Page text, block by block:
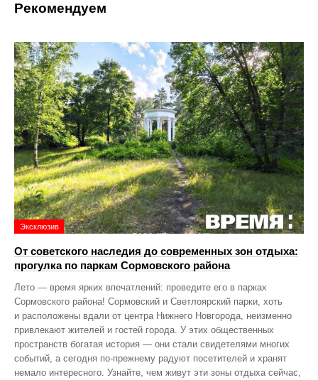
Рекомендуем
Эксклюзив
От советского наследия до современных зон отдыха:
прогулка по паркам Сормовского района
Лето — время ярких впечатлений: проведите его в парках
Сормовского района! Сормовский и Светлоярский парки, хоть
и расположены вдали от центра Нижнего Новгорода, неизменно
привлекают жителей и гостей города. У этих общественных
пространств богатая история — они стали свидетелями многих
событий, а сегодня по‑прежнему радуют посетителей и хранят
немало интересного. Узнайте, чем живут эти зоны отдыха сейчас,